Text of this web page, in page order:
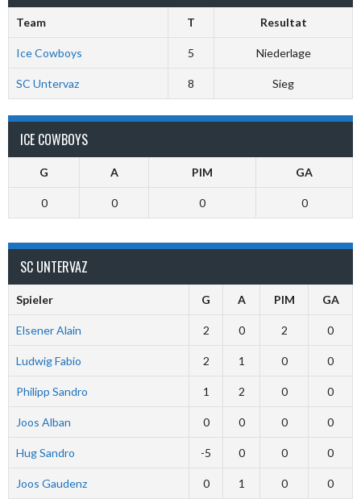
Team T Resultat
Ice Cowboys 5 Niederlage
SC Untervaz 8 Sieg
ICE COWBOYS
G A PIM GA
0 0 0 0
SC UNTERVAZ
Spieler G A PIM GA
Elsener Alain 2 0 2 0
Ludwig Fabio 2 1 0 0
Philipp Sandro 1 2 0 0
Joos Alban 0 0 0 0
Hug Sandro -5 0 0 0
Joos Gaudenz 0 1 0 0